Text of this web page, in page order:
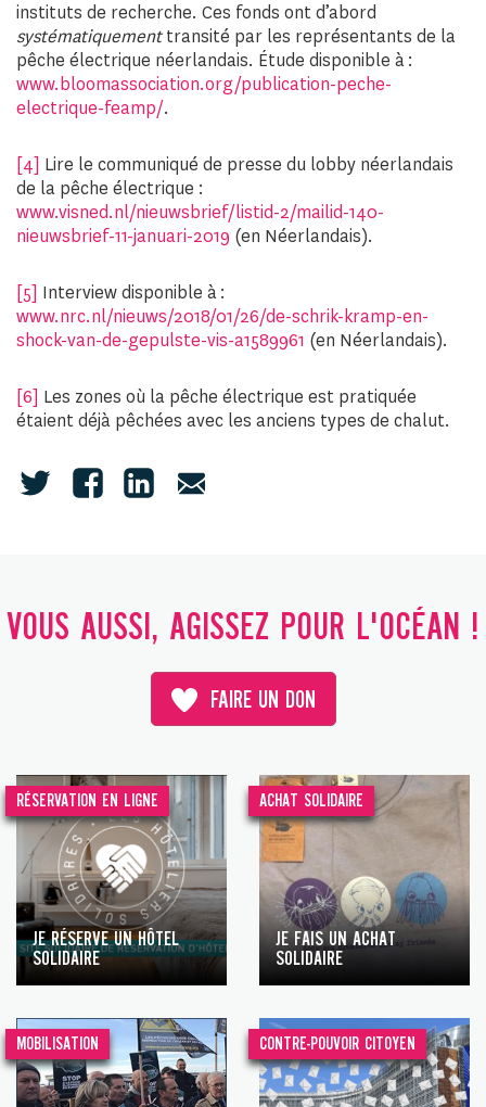
instituts de recherche. Ces fonds ont d’abord
systématiquementtransité par les représentants de la
pêche électrique néerlandais. Étude disponible à :
www.bloomassociation.org/publication-peche-
electrique-feamp/.
[4] Lire le communiqué de presse du lobby néerlandais
de la pêche électrique :
www.visned.nl/nieuwsbrief/listid-2/mailid-140-
nieuwsbrief-11-januari-2019 (en Néerlandais).
[5] Interview disponible à :
www.nrc.nl/nieuws/2018/01/26/de-schrik-kramp-en-
shock-van-de-gepulste-vis-a1589961 (en Néerlandais).
[6] Les zones où la pêche électrique est pratiquée
étaient déjà pêchées avec les anciens types de chalut.
VOUS AUSSI, AGISSEZ POUR L'OCÉAN !
FAIRE UN DON
RÉSERVATION EN LIGNE
JE RÉSERVE UN HÔTEL
SOLIDAIRE
ACHAT SOLIDAIRE
JE FAIS UN ACHAT
SOLIDAIRE
MOBILISATION CONTRE-POUVOIR CITOYEN